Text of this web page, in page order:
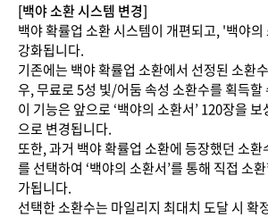
[백야 소환 시스템 변경]
백야 확률업 소환 시스템이 개편되고, '백야
강화됩니다.
기존에는 백야 확률업 소환에서 선정된 소환
우, 무료로 5성 빛/어둠 속성 소환수를 획득할
이 기능은 앞으로 ‘백야의 소환서’ 120장을
으로 변경됩니다.
또한, 과거 백야 확률업 소환에 등장했던 소환
를 선택하여 ‘백야의 소환서’를 통해 직접 소
가됩니다.
선택한 소환수는 마일리지 최대치 도달 시 확